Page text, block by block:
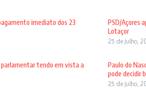
imediato dos 23
PSD/Açores
Lotaçor
25 de Julho,
tendo em vista a
Paulo do
pode decidir
25 de Julho,